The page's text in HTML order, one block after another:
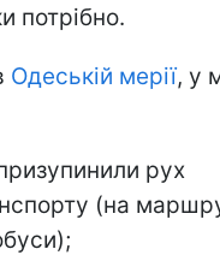
потрібно.
Одеській мерії, у
рух
(на